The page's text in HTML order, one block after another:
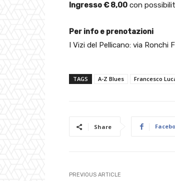
Ingresso € 8,00 con
Per info e prenotazioni
I Vizi del Pellicano: via Ronchi
TAGS A-Z Blues Francesco
Share
PREVIOUS ARTICLE